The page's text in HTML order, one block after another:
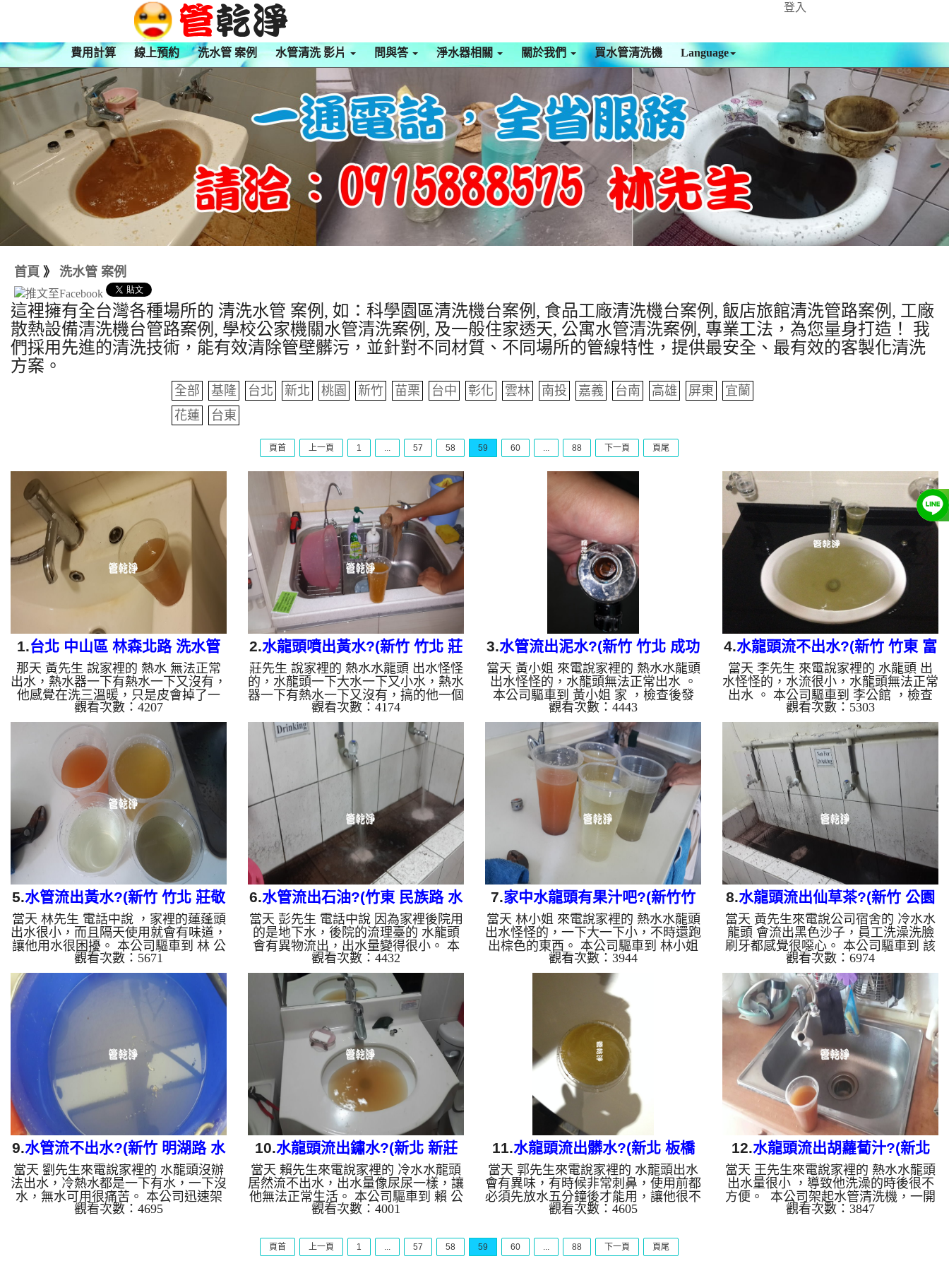
登入
費用計算 線上預約 洗水管 案例 水管清洗 影片 問與答 淨水器相關 關於我們 買水管清洗機 Language
首頁 》 洗水管 案例
這裡擁有全台灣各種場所的 清洗水管 案例, 如：科學園區清洗機台案例, 食品工廠清洗機台案例, 飯店旅館清洗管路案例, 工廠
散熱設備清洗機台管路案例, 學校公家機關水管清洗案例, 及一般住家透天, 公寓水管清洗案例, 專業工法，為您量身打造！ 我
們採用先進的清洗技術，能有效清除管壁髒污，並針對不同材質、不同場所的管線特性，提供最安全、最有效的客製化清洗
方案。
全部 基隆 台北 新北 桃園 新竹 苗栗 台中 彰化 雲林 南投 嘉義 台南 高雄 屏東
宜蘭
花蓮
台東
頁首 上一頁 1 ... 57 58 59 60 ... 88 下一頁 頁尾
1.台北 中山區 林森北路 洗水管
那天 黃先生 說家裡的 熱水 無法正常
出水，熱水器一下有熱水一下又沒有，
他感覺在洗三溫暖，只是皮會掉了一
層 。 我們驅車到 黃 公館 ，檢查後發
現，管路裡面積滿管垢，水壓不夠熱水
器當然就無法正常動作。 一開始水頭
管路就流出淡黃色的液體，看起來跟果
汁沒兩樣，然後不斷噴出異物。 水管
裡的髒東西不斷流出來，水的顏色慢慢
變成透明，髒東西也越來越少，最後變
成乾淨的清水。 清洗水管 是利用 高週
波脈衝式水管清洗機 ，將檸檬酸打入
水管，讓水管管壁的鐵鏽及生物膜軟
化，透過空氣與水混合，產...
觀看次數：4207
2.水龍頭噴出黃水?(新竹 竹北 莊
敬五街 熱水忽冷忽熱)
莊先生 說家裡的 熱水水龍頭 出水怪怪
的，水龍頭一下大水一下又小水，熱水
器一下有熱水一下又沒有，搞的他一個
頭兩個大 。 本公司驅車到 莊 公館 ，
檢查後發現，管路裡面積滿鐵鏽，這樣
水當然出水就會異常。 一開始水頭管
路就流出淡黃色的液體，看起來跟果汁
沒兩樣，然後不斷噴出異物。 水管裡
的髒東西不斷流出來，水的顏色慢慢變
成透明，髒東西也越來越少，最後變成
乾淨的清水。 清洗水管 是利用 高週波
脈衝式水管清洗機 ，將檸檬酸打入水
管，讓水管管壁的鐵鏽及生物膜軟化，
透過空氣與水混合，產...
觀看次數：4174
3.水管流出泥水?(新竹 竹北 成功
一街 洗水管 )
當天 黃小姐 來電說家裡的 熱水水龍頭
出水怪怪的，水龍頭無法正常出水 。
本公司驅車到 黃小姐 家 ，檢查後發
現，水管管路裡裡面有異物，還有一圈
黃黃的泥巴，如下圖，這樣水當然無法
正常出水。 一開始水頭管路就流出淡
黃色的液體，看起來跟果汁沒兩樣，然
後不斷噴出異物。 水管裡的髒東西不
斷流出來，水的顏色慢慢變成透明，髒
東西也越來越少，最後變成乾淨的清
水。 清洗水管 是利用 高週波脈衝式水
管清洗機 ，將檸檬酸打入水管，讓水
管管壁的鐵鏽及生物膜軟化，透過空氣
與水混合，產生阻力，這...
觀看次數：4443
4.水龍頭流不出水?(新竹 竹東 富
榮街 冷水阻塞 )
當天 李先生 來電說家裡的 水龍頭 出
水怪怪的，水流很小，水龍頭無法正常
出水 。 本公司驅車到 李公館 ，檢查
後發現，水管管路裡裡面有異物，還有
一圈黃黃的泥巴，水當然無法正常出
水。 一開始水頭管路就流出淡黃色的
液體，看起來跟果汁沒兩樣，然後不斷
噴出異物。 水管裡的髒東西不斷流出
來，水的顏色慢慢變成透明，髒東西也
越來越少，最後變成乾淨的清水。 清
洗水管 是利用 高週波脈衝式水管清洗
機 ，將檸檬酸打入水管，讓水管管壁
的鐵鏽及生物膜軟化，透過空氣與水混
合，產生阻力，這時高周波就...
觀看次數：5303
5.水管流出黃水?(新竹 竹北 莊敬
五街 清洗水管 )
當天 林先生 電話中說 ，家裡的蓮蓬頭
出水很小，而且隔天使用就會有味道，
讓他用水很困擾。 本公司驅車到 林 公
館 ，檢查後發現，水管管路裡都是黃
色管垢，水當然就無法正常流出了。
一開始水頭管路就流出淡黃色的液體，
然後開始掉出異物，水也越來越髒。
水管裡的髒東西不斷流出來，水的顏色
慢慢變成透明，髒東西也越來越少，最
後變成乾淨的清水。 清洗水管 是利用
高週波脈衝式水管清洗機 ，將檸檬酸
打入水管，讓水管管壁的鐵鏽及生物膜
軟化，透過空氣與水混合，產生阻力，
這時高周波就會把生物膜...
觀看次數：5671
6.水管流出石油?(竹東 民族路 水
管清洗 )
當天 彭先生 電話中說 因為家裡後院用
的是地下水，後院的流理臺的 水龍頭
會有異物流出，出水量變得很小。 本
公司驅車到 彭 公館 ，檢查後發現，水
管管路裡都是黑色管垢，水當然就無法
正常流出了。 一開始水頭管路就流出
黑色的液體，看起來跟石油沒兩樣，好
像挖到寶一樣。 水管裡的髒東西不斷
流出來，水的顏色慢慢變成透明，髒東
西也越來越少，最後變成乾淨的清水。
清洗水管 是利用 高週波脈衝式水管清
洗機 ，將檸檬酸打入水管，讓水管管
壁的鐵鏽及生物膜軟化，透過空氣與水
混合，產生阻力，這時...
觀看次數：4432
7.家中水龍頭有果汁吧?(新竹竹
北 復興三路 熱水管堵塞 )
當天 林小姐 來電說家裡的 熱水水龍頭
出水怪怪的，一下大一下小，不時還跑
出棕色的東西。 本公司驅車到 林小姐
家 ，檢查後發現，水管管路裡已經生
鏽，還有一圈黃黃的泥巴，水一打開當
然髒東西就跑出來了。 一開始水頭管
路就流出淡黃色的液體，看起來跟果汁
沒兩樣，越來越紅，很像胡蘿蔔汁，感
覺相當噁心，還不散發陣陣的刺鼻味。
水管裡的髒東西不斷流出來，水的顏色
慢慢變成透明，髒東西也越來越少，最
後變成乾淨的清水。 清洗水管 是利用
高週波脈衝式水管清洗機 ，將檸檬酸
打入水管，讓水管管...
觀看次數：3944
8.水龍頭流出仙草茶?(新竹 公園
路 水管清潔 )
當天 黃先生來電說公司宿舍的 冷水水
龍頭 會流出黑色沙子，員工洗澡洗臉
刷牙都感覺很噁心。 本公司驅車到 該
公司 宿舍 ，檢查後發現，水管管路裡
都是黑色異物，水一打開當然就順著流
出來了。 一開始水頭管路就流出黑色
的液體，看起來跟青草茶沒兩樣，越來
越黑，感覺很噁心。 水管裡的髒東西
不斷流出來，水的顏色慢慢變成透明，
髒東西也越來越少，最後變成乾淨的清
水。 清洗水管 是利用 高週波脈衝式水
管清洗機 ，將檸檬酸打入水管，讓水
管管壁的鐵鏽及生物膜軟化，透過空氣
與水混合，產生阻力，這時...
觀看次數：6974
9.水管流不出水?(新竹 明湖路 水
管堵塞 )
當天 劉先生來電說家裡的 水龍頭沒辦
法出水，冷熱水都是一下有水，一下沒
水，無水可用很痛苦。 本公司迅速架
起水管清洗機，一開始水龍頭就流出白
觀看次數：4695
10.水龍頭流出鏽水?(新北 新莊
中平路 清洗水管 )
當天 賴先生來電說家裡的 冷水水龍頭
居然流不出水，出水量像尿尿一樣，讓
他無法正常生活。 本公司驅車到 賴 公
館 ，檢查後發現，管路裡都是異物，
路就流出黃澄澄的液體，後來變成了茶
色，管路內生鏽嚴重。 水管裡的髒東
觀看次數：4001
11.水龍頭流出髒水?(新北 板橋
四川路二段 水管清洗 )
當天 郭先生來電說家裡的 水龍頭出水
會有異味，有時候非常刺鼻，使用前都
必須先放水五分鐘後才能用，讓他很不
方便。 一開始蓮蓬頭管路就流出黃澄
裡，還浮了一層油。 水管裡的髒東西
不斷流出來，水的顏色慢慢變成透明，
觀看次數：4605
12.水龍頭流出胡蘿蔔汁?(新北
板橋 文化路 洗水管)
當天 王先生來電說家裡的 熱水水龍頭
出水量很小 ，導致他洗澡的時後很不
方便。 本公司架起水管清洗機，一開
始水龍頭就流出黃澄澄的液體，一下就
觀看次數：3847
頁首 上一頁 1 ... 57 58 59 60 ... 88 下一頁 頁尾